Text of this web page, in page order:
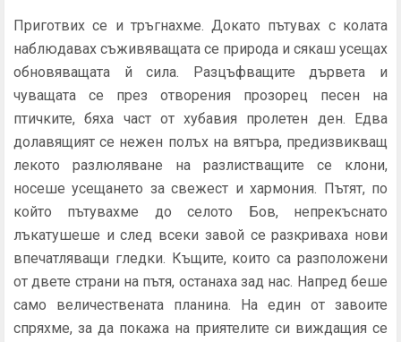
Приготвих се и тръгнахме. Докато пътувах с колата
наблюдавах съживяващата се природа и сякаш усещах
обновяващата й сила. Разцъфващите дървета и
чуващата се през отворения прозорец песен на
птичките, бяха част от хубавия пролетен ден. Едва
долавящият се нежен полъх на вятъра, предизвикващ
лекото разлюляване на разлистващите се клони,
носеше усещането за свежест и хармония. Пътят, по
който пътувахме до селото Бов, непрекъснато
лъкатушеше и след всеки завой се разкриваха нови
впечатляващи гледки. Къщите, които са разположени
от двете страни на пътя, останаха зад нас. Напред беше
само величествената планина. На един от завоите
спряхме, за да покажа на приятелите си виждащия се